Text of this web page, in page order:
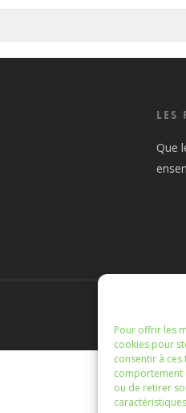
Pour offrir les
cookies pour
consentir à
comportement
ou de retirer
Les
Que